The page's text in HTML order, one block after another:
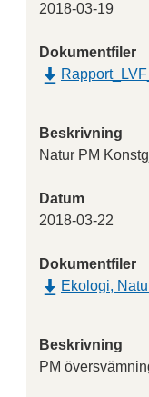
2018-03-19
Dokumentfiler
Beskrivning
Natur PM
Datum
2018-03-22
Dokumentfiler
Ekologi,
Beskrivning
PM